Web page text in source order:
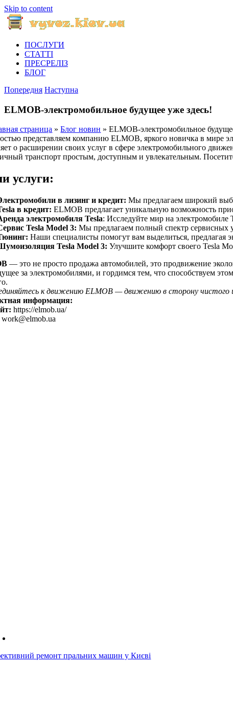
Skip to content
ПОСЛУГИ
СТАТТІ
ПРЕСРЕЛІЗ
БЛОГ
Попередня Наступна
ELMOB-электромобильное будущее уже здесь!
страница »Блог новин »ELMOB-электромобильное
представляем компанию ELMOB, яркого новичка в мире
о расширении своих услуг в сфере электромобильного
транспорт простым, доступным и увлекательным.
услуги:
в лизинг и кредит: Мы предлагаем широкий
в кредит: ELMOB предлагает уникальную возможность
электромобиля Tesla: Исследуйте мир на электромобиле
Tesla Model 3: Мы предлагаем полный спектр сервисных
Наши специалисты помогут вам выделиться, предлагая
Tesla Model 3: Улучшите комфорт своего Tesla
— это не просто продажа автомобилей, это продвижение
за электромобилями, и гордимся тем, что способствуем
к движению ELMOB — движению в сторону чистого и
информация:
https://elmob.ua/
ремонт пральних машин у Києві